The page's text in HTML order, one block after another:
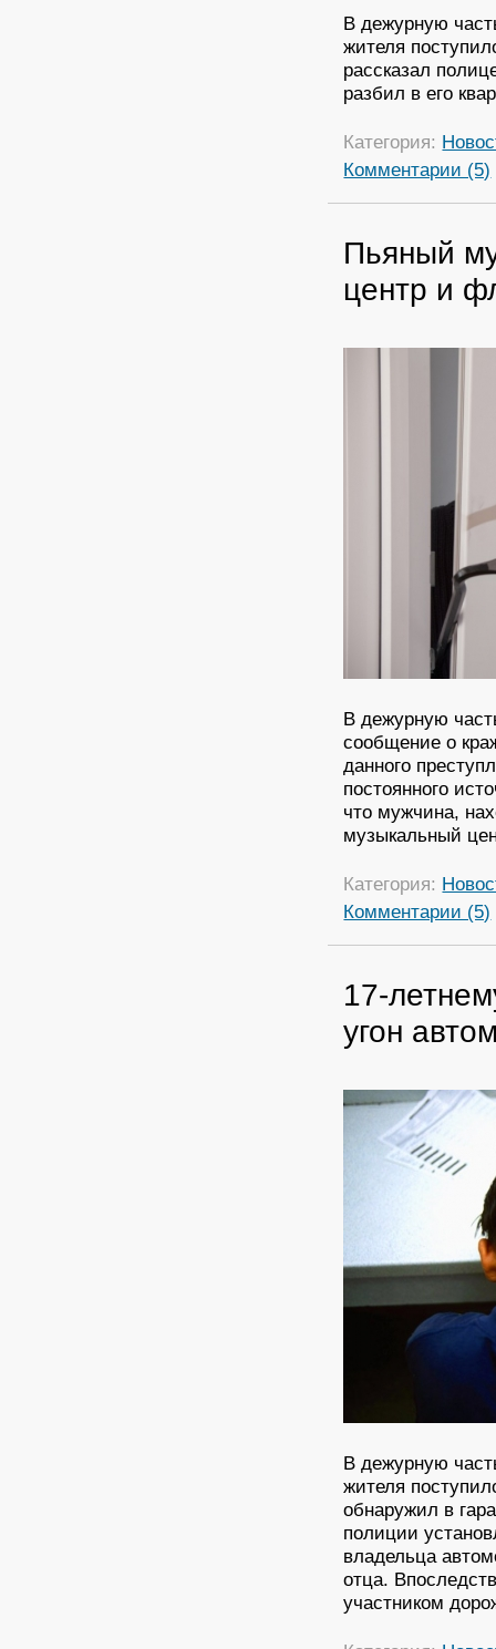
В дежурную
жителя
рассказал
разбил в его
Категория:
Комментарии (5)
Пьяный
центр и
В дежурную
сообщение о
данного
постоянного
что мужчина,
музыкальный
Категория:
Комментарии (5)
17-
угон
В дежурную
жителя
обнаружил в
полиции
владельца
отца.
участником